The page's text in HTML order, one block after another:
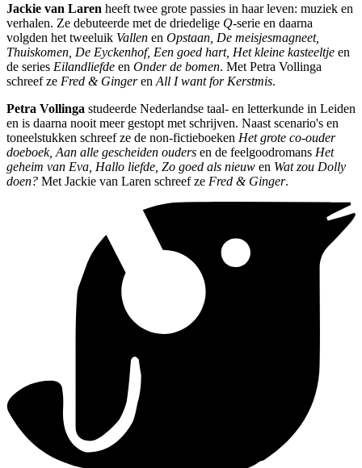
Jackie van Laren heeft twee grote passies in haar leven: muziek en
verhalen. Ze debuteerde met de driedelige Q-serie en daarna
volgden het tweeluik Vallen en Opstaan, De meisjesmagneet,
Thuiskomen, De Eyckenhof, Een goed hart, Het kleine kasteeltje en
de series Eilandliefde en Onder de bomen. Met Petra Vollinga
schreef ze Fred & Gingeren All I want for Kerstmis.
Petra Vollinga studeerde Nederlandse taal- en letterkunde in Leiden
en is daarna nooit meer gestopt met schrijven. Naast scenario's en
toneelstukken schreef ze de non-fictieboeken Het grote co-ouder
doeboek, Aan alle gescheiden ouders en de feelgoodromans Het
geheim van Eva, Hallo liefde, Zo goed als nieuw en Wat zou Dolly
doen? Met Jackie van Laren schreef ze Fred & Ginger.